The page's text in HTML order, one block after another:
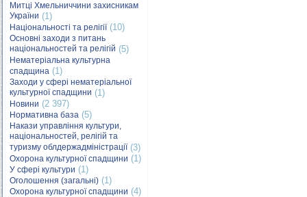
Митці Хмельниччини захисникам
України (1)
Національності та релігії(10)
Основні заходи з питань
національностей та релігій (5)
Нематеріальна культурна
спадщина (1)
Заходи у сфері нематеріальної
культурної спадщини (1)
Новини (2 397)
Нормативна база (5)
Накази управління культури,
національностей, релігій та
туризму облдержадміністрації(3)
Охорона культурної спадщини (1)
У сфері культури (1)
Оголошення (загальні) (1)
Охорона культурної спадщини (4)